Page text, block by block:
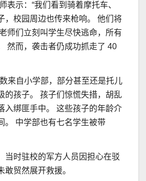
表示：“我们看到骑着摩托车、
，校园周边也传来枪响。 他们将
师们立刻叫学生尽快逃命，所有
然而，袭击者仍成功抓走了 40
来自小学部，部分甚至还是托儿
的孩子。 孩子们惊慌失措，胡乱
入绑匪手中。 这些孩子的年龄介
。 中学部也有七名学生被带
当时驻校的军方人员因担心在驳
敢贸然展开救援。